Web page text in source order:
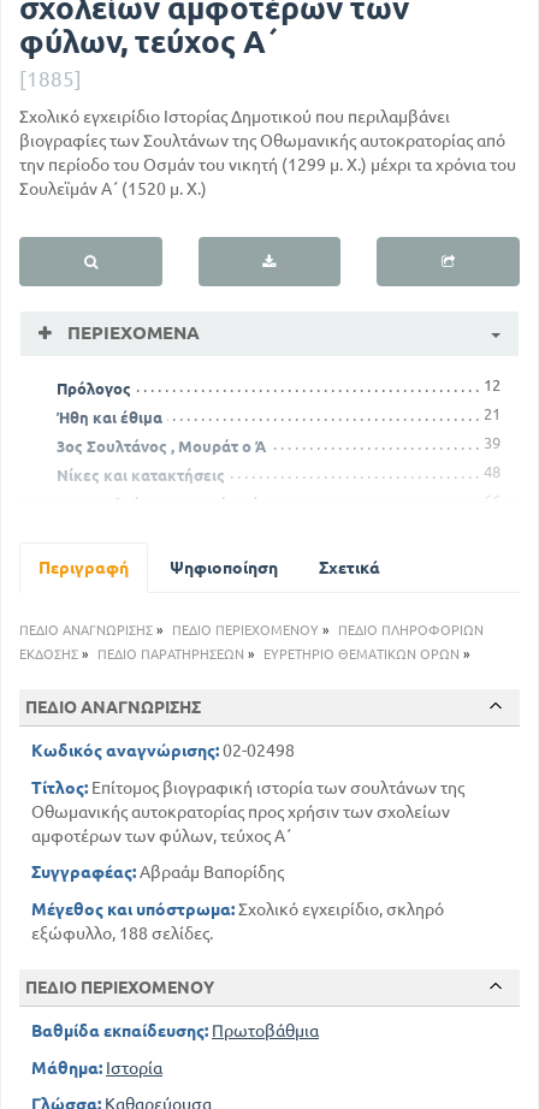
σχολείων αμφοτέρων των
φύλων, τεύχος Α΄
[1885]
Σχολικό εγχειρίδιο Ιστορίας Δημοτικού που περιλαμβάνει
βιογραφίες των Σουλτάνων της Οθωμανικής αυτοκρατορίας από
την περίοδο του Οσμάν του νικητή (1299 μ. Χ.) μέχρι τα χρόνια του
Σουλεϊμάν Α΄ (1520 μ. Χ.)
ΠΕΡΙΕΧΌΜΕΝΑ
Πρόλογος
12
Ήθη και έθιμα
21
3ος Σουλτάνος , Μουράτ ο Ά
39
Νίκες και κατακτήσεις
48
6ος Σουλτάνος, Μουράτ ο ΄ Β
66
8ος Σουλτάνος, Βαγιαζίτ ο ΄ Β
Περιγραφή Ψηφιοποίηση Σχετικά
ΠΕΔΙΟ ΑΝΑΓΝΩΡΙΣΗΣ » ΠΕΔΙΟ ΠΕΡΙΕΧΟΜΕΝΟΥ »
ΠΕΔΙΟ ΠΛΗΡΟΦΟΡΙΩΝ
ΕΚΔΟΣΗΣ » ΠΕΔΙΟ ΠΑΡΑΤΗΡΗΣΕΩΝ » ΕΥΡΕΤΗΡΙΟ ΘΕΜΑΤΙΚΩΝ ΟΡΩΝ »
ΠΕΔΙΟ ΑΝΑΓΝΩΡΙΣΗΣ
Κωδικός αναγνώρισης:02-02498
Τίτλος: Επίτομος βιογραφική ιστορία των σουλτάνων της
Οθωμανικής αυτοκρατορίας προς χρήσιν των σχολείων
αμφοτέρων των φύλων, τεύχος Α΄
Συγγραφέας:Αβραάμ Βαπορίδης
Μέγεθος και υπόστρωμα:Σχολικό εγχειρίδιο, σκληρό
εξώφυλλο, 188 σελίδες.
ΠΕΔΙΟ ΠΕΡΙΕΧΟΜΕΝΟΥ
Βαθμίδα εκπαίδευσης: Πρωτοβάθμια
Μάθημα: Ιστορία
Γλώσσα: Καθαρεύουσα